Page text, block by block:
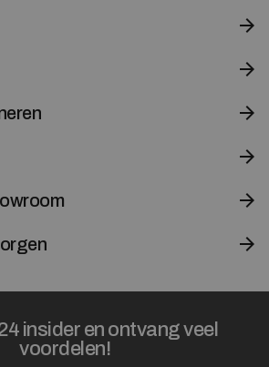
insider en ontvang veel
voordelen!